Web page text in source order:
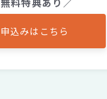
込みはこちら